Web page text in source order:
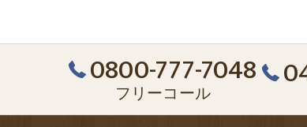
0800-777-7048
フリーコール